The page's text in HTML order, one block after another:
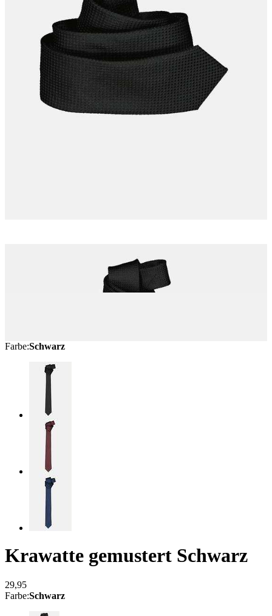
Farbe:Schwarz
Krawatte gemustert Schwarz
29,95
Farbe:Schwarz